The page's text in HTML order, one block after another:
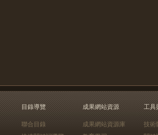
目錄導覽
聯合目錄
成果網站資源
成果網站資源庫
工具
技術